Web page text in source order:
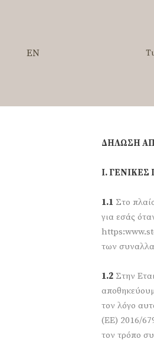
EN
ΔΗΛΩΣΗ
Ι.
1.1 Στο
για εσάς
των
1.2 Στην
τον λόγο
(ΕΕ) 2016/
τον τρόπο